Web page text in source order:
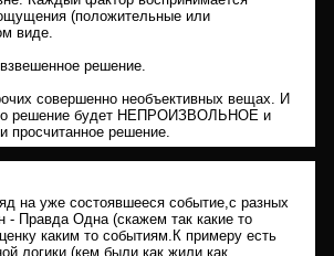
(положительные или
виде.
решение.
совершенно необъективных вещах. И
решение будет НЕПРОИЗВОЛЬНОЕ и
решение.
на уже состоявшееся событие,с разных
- Правда Одна (скажем так какие то
каким то событиям.К примеру есть
логики (кем были,как жили,как